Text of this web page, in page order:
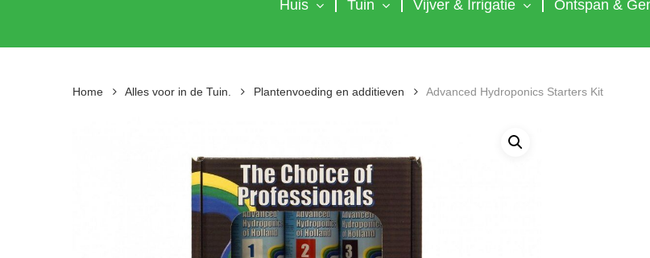
Huis Tuin Vijver & Irrigatie Ontspan &
Home Alles voor in de Tuin. Plantenvoeding en additieven Advanced Hydroponics Starters Kit